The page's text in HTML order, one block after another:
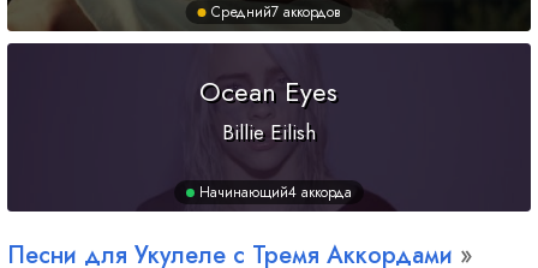
Средний7 аккордов
Ocean Eyes
Billie Eilish
Начинающий4 аккорда
Песни для Укулеле с Тремя Аккордами